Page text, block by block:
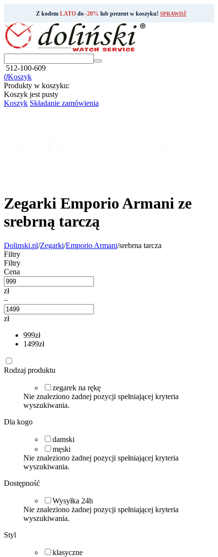
Z kodem LATOdo -20% lub prezent w koszyku! SPRAWDŹ
512-100-609
0Koszyk
Produkty w koszyku:
Koszyk jest pusty
Koszyk Składanie zamówienia
Zegarki Emporio Armani ze
srebrną tarczą
Dolinski.pl/Zegarki/Emporio Armani/srebrna tarcza
Filtry
Filtry
Cena
zł
–
zł
999zł
1499zł
Rodzaj produktu
zegarek na rękę
Nie znaleziono żadnej pozycji spełniającej kryteria
wyszukiwania.
Dla kogo
damski
męski
Nie znaleziono żadnej pozycji spełniającej kryteria
wyszukiwania.
Dostępność
Wysyłka 24h
Nie znaleziono żadnej pozycji spełniającej kryteria
wyszukiwania.
Styl
klasyczne